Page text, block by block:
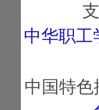
中华职工
中国特色